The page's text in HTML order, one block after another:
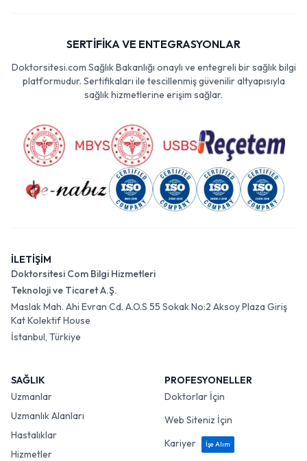
SERTİFİKA VE ENTEGRASYONLAR
Doktorsitesi.com Sağlık Bakanlığı onaylı ve entegreli bir sağlık bilgi
platformudur. Sertifikaları ile tescillenmiş güvenilir altyapısıyla
sağlık hizmetlerine erişim sağlar.
İLETİŞİM
Doktorsitesi Com Bilgi Hizmetleri
Teknoloji ve Ticaret A.Ş.
Maslak Mah. Ahi Evran Cd. A.O.S 55 Sokak No:2 Aksoy Plaza Giriş
Kat Kolektif House
İstanbul, Türkiye
SAĞLIK
Uzmanlar
Uzmanlık Alanları
Hastalıklar
Hizmetler
PROFESYONELLER
Doktorlar İçin
Web Siteniz İçin
Kariyer
İşe Alım